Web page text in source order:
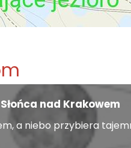
nad Krakowem
a niebo przybiera